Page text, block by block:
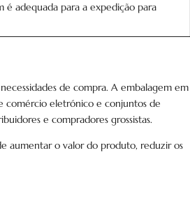
é adequada para a expedição para
de compra. A embalagem em
comércio eletrónico e conjuntos de
e compradores grossistas.
aumentar o valor do produto, reduzir os